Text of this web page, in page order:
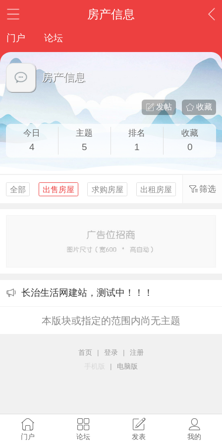
房产信息
门户 论坛
房产信息
收藏
发帖
今日
4
主题
5
排名
1
收藏
0
全部 出售房屋 求购房屋 出租房屋 求租房屋
筛选
长治生活网建站，测试中！！！
本版块或指定的范围内尚无主题
首页 | 登录 |
注册
手机版
| 电脑版
门户 论坛 发表 我的